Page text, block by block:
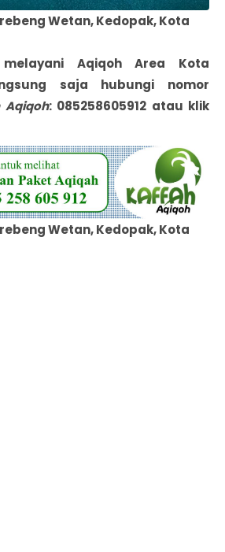
Wetan, Kedopak, Kota
Aqiqoh Area Kota
saja hubungi nomor
Aqiqoh: 085258605912 atau klik
Wetan, Kedopak, Kota